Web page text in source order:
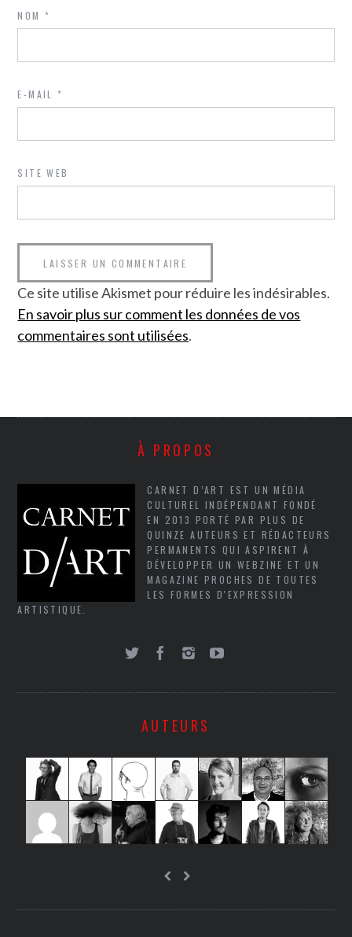
NOM*
E-MAIL*
SITE WEB
Ce site utilise Akismet pour réduire les indésirables.
En savoir plus sur comment les données de vos
commentaires sont utilisées.
À PROPOS
CARNET D’ART EST UN MÉDIA
CULTUREL INDÉPENDANT FONDÉ
EN 2013 PORTÉ PAR PLUS DE
QUINZE AUTEURS ET RÉDACTEURS
PERMANENTS QUI ASPIRENT À
DÉVELOPPER UN WEBZINE ET UN
MAGAZINE PROCHES DE TOUTES
LES FORMES D'EXPRESSION
ARTISTIQUE.
AUTEURS